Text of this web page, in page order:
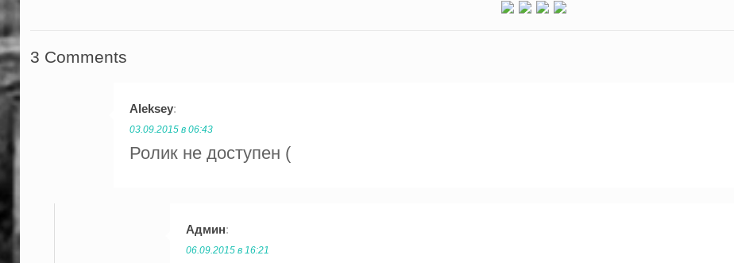
3 Comments
Aleksey:
03.09.2015 в 06:43
Ролик не доступен (
Админ:
06.09.2015 в 16:21